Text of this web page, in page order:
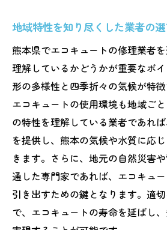
24時間対応可能なエコキュー
方とメリット
緊急対応が可能な業者の
24時間対応業者の選定基
深夜や早朝でも安心でき
迅速な対応が求められる
時間外対応のメリットと
クライアントのニーズに
熊本県内で評判の良いエコキ
見つける方法
地域特性を知り尽くした業者の
熊本県でエコキュートの修理業者
理解しているかどうかが重要なポ
形の多様性と四季折々の気候が特
エコキュートの使用環境も地域ご
の特性を理解している業者であれ
を提供し、熊本の気候や水質に応
きます。さらに、地元の自然災害
通した専門家であれば、エコキュ
引き出すための鍵となります。適
で、エコキュートの寿命を延ばし